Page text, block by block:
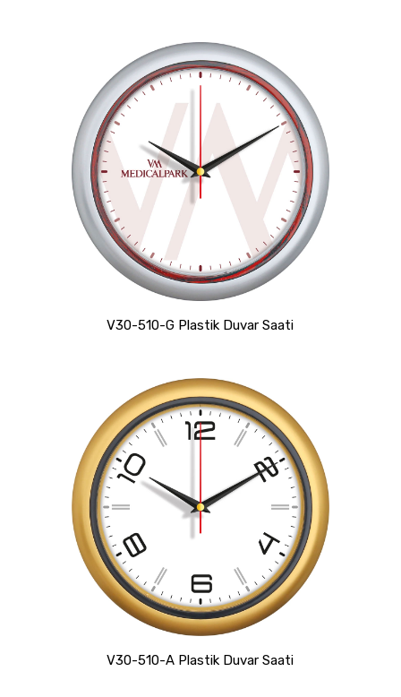
V30-510-G Plastik Duvar Saati
V30-510-A Plastik Duvar Saati